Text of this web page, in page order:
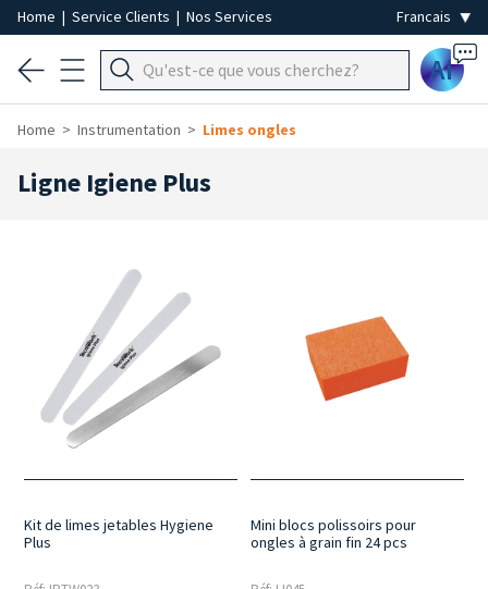
Home | Service Clients | Nos Services
Ai
Home Instrumentation Limes ongles
Ligne Igiene Plus
Kit de limes jetables Hygiene
Plus
Mini blocs polissoirs pour
ongles à grain fin 24 pcs